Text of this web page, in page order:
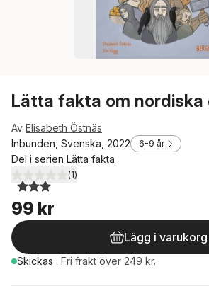
Lätta fakta om nordiska
Av Elisabeth Östnäs
Inbunden, Svenska, 2022
6-9 år
Del i serien Lätta fakta
3,0utav 5 stjärnor. Totalt antal röster:
(1)
99 kr
Lägg i varukorg
Skickas . Fri frakt över 249 kr.